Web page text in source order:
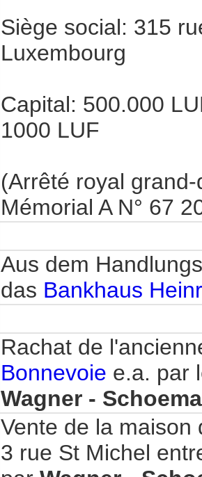
Siège social: 315
Luxembourg
Capital: 500.000
1000 LUF
(Arrêté royal
Mémorial A N° 67
Aus dem
das Bankhaus
Rachat de
Bonnevoie e.a. par
Wagner -
Vente de la maison
3 rue St Michel